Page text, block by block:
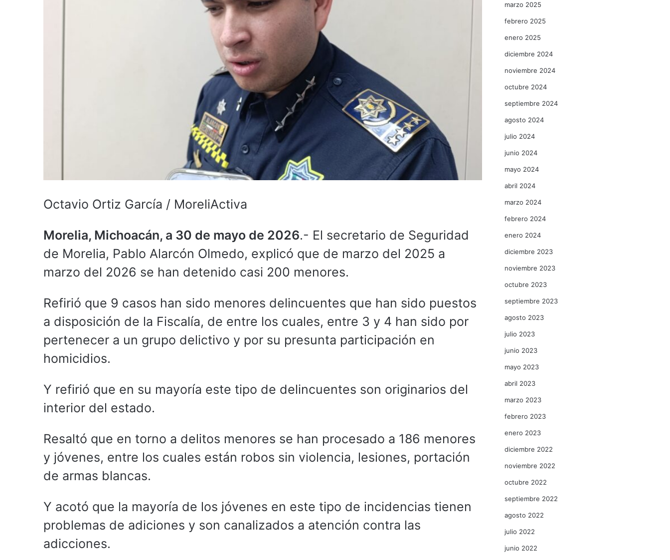
Octavio Ortiz García / MoreliActiva
Morelia, Michoacán, a 30 de mayo de 2026.- El secretario de Seguridad
de Morelia, Pablo Alarcón Olmedo, explicó que de marzo del 2025 a
marzo del 2026 se han detenido casi 200 menores.
Refirió que 9 casos han sido menores delincuentes que han sido puestos
a disposición de la Fiscalía, de entre los cuales, entre 3 y 4 han sido por
pertenecer a un grupo delictivo y por su presunta participación en
homicidios.
Y refirió que en su mayoría este tipo de delincuentes son originarios del
interior del estado.
Resaltó que en torno a delitos menores se han procesado a 186 menores
y jóvenes, entre los cuales están robos sin violencia, lesiones, portación
de armas blancas.
Y acotó que la mayoría de los jóvenes en este tipo de incidencias tienen
problemas de adiciones y son canalizados a atención contra las
adicciones.
marzo 2025
febrero 2025
enero 2025
diciembre 2024
noviembre 2024
octubre 2024
septiembre 2024
agosto 2024
julio 2024
junio 2024
mayo 2024
abril 2024
marzo 2024
febrero 2024
enero 2024
diciembre 2023
noviembre 2023
octubre 2023
septiembre 2023
agosto 2023
julio 2023
junio 2023
mayo 2023
abril 2023
marzo 2023
febrero 2023
enero 2023
diciembre 2022
noviembre 2022
octubre 2022
septiembre 2022
agosto 2022
julio 2022
junio 2022